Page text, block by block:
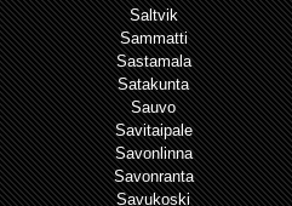
Saltvik
Sammatti
Sastamala
Satakunta
Sauvo
Savitaipale
Savonlinna
Savonranta
Savukoski